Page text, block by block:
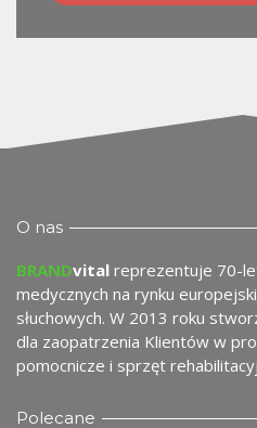
O nas
BRANDvital reprezentuje 70-
medycznych na rynku
słuchowych. W 2013 roku
dla zaopatrzenia Klientów w
pomocnicze i sprzęt
Polecane